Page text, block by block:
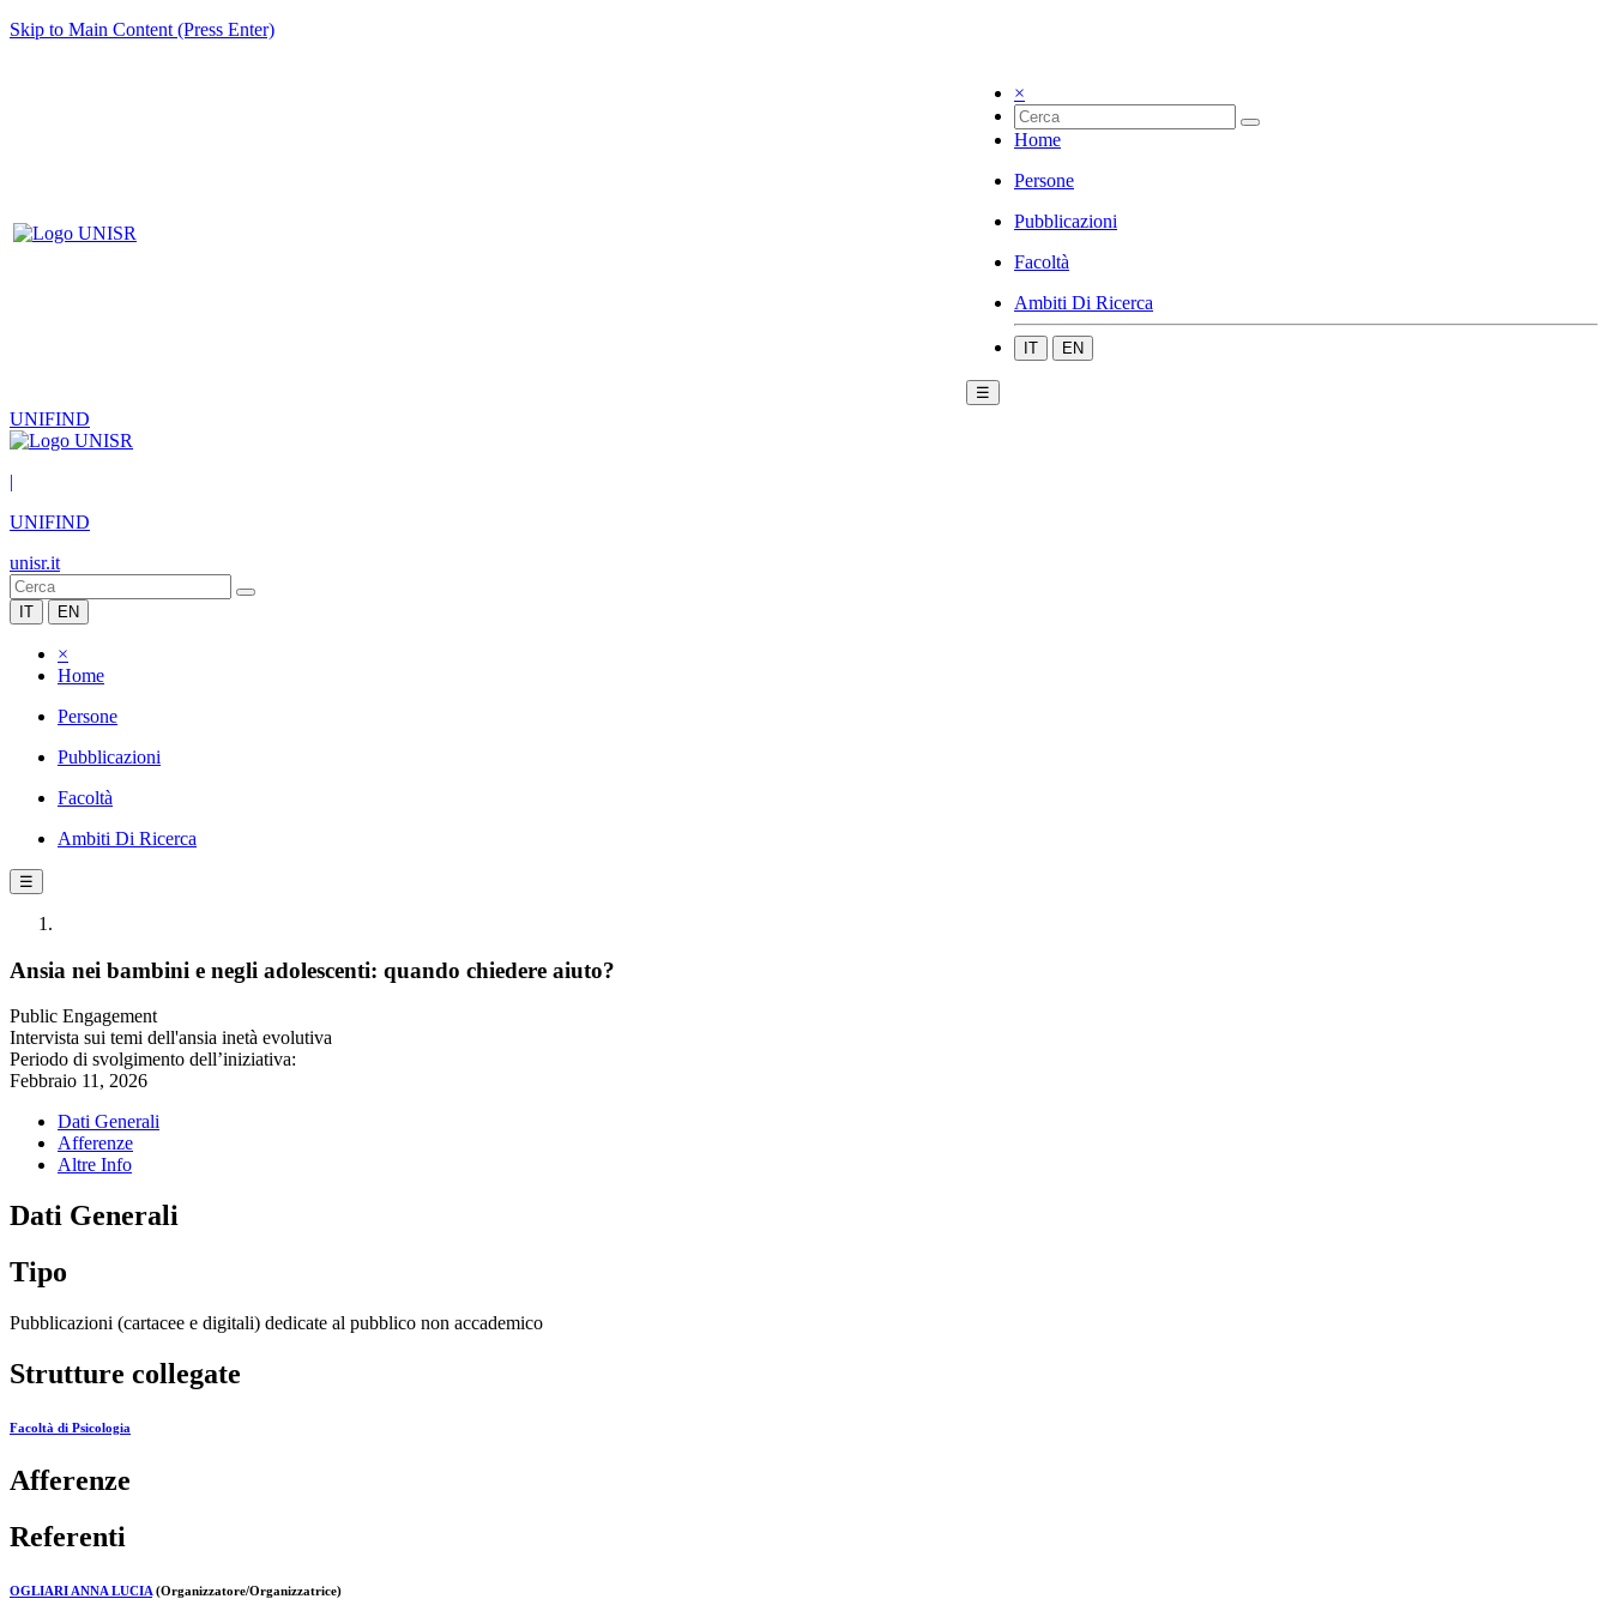
Skip to Main Content (Press Enter)
×
Home
Persone
Pubblicazioni
Facoltà
Ambiti Di Ricerca
IT EN
☰
UNIFIND
|
UNIFIND
unisr.it
IT EN
×
Home
Persone
Pubblicazioni
Facoltà
Ambiti Di Ricerca
☰
Ansia nei bambini e negli adolescenti: quando chiedere aiuto?
Public Engagement
Intervista sui temi dell'ansia inetà evolutiva
Periodo di svolgimento dell’iniziativa:
Febbraio 11, 2026
Dati Generali
Afferenze
Altre Info
Dati Generali
Tipo
Pubblicazioni (cartacee e digitali) dedicate al pubblico non accademico
Strutture collegate
Facoltà di Psicologia
Afferenze
Referenti
OGLIARI ANNA LUCIA (Organizzatore/Organizzatrice)